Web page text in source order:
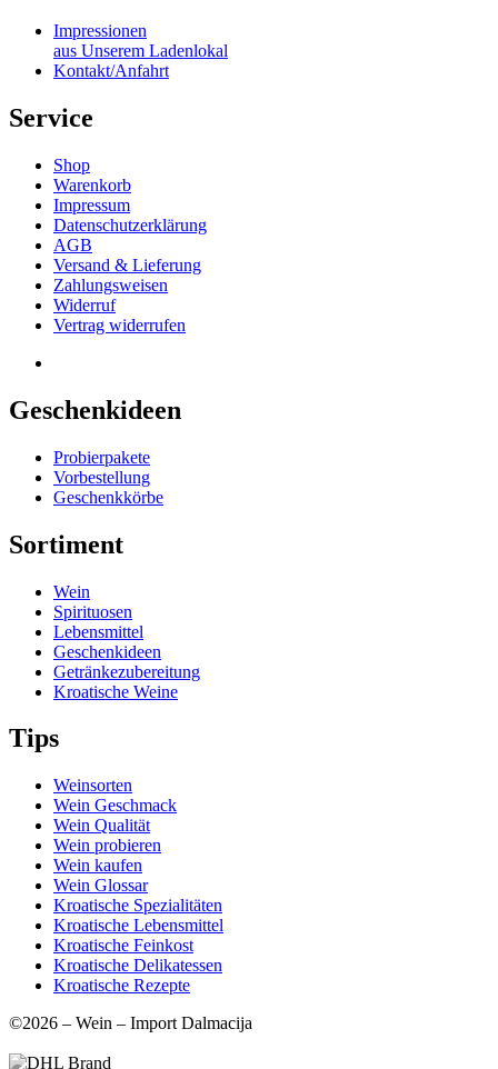
Impressionen
aus Unserem Ladenlokal
Kontakt/Anfahrt
Service
Shop
Warenkorb
Impressum
Datenschutzerklärung
AGB
Versand & Lieferung
Zahlungsweisen
Widerruf
Vertrag widerrufen
Geschenkideen
Probierpakete
Vorbestellung
Geschenkkörbe
Sortiment
Wein
Spirituosen
Lebensmittel
Geschenkideen
Getränkezubereitung
Kroatische Weine
Tips
Weinsorten
Wein Geschmack
Wein Qualität
Wein probieren
Wein kaufen
Wein Glossar
Kroatische Spezialitäten
Kroatische Lebensmittel
Kroatische Feinkost
Kroatische Delikatessen
Kroatische Rezepte
©2026 – Wein – Import Dalmacija